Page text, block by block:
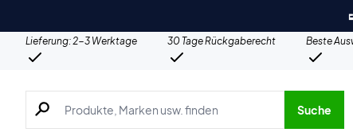
Lieferung: 2-3 Werktage 30 Tage Rückgaberecht
Beste
Suche nach Produkten, Marken usw.
Suche